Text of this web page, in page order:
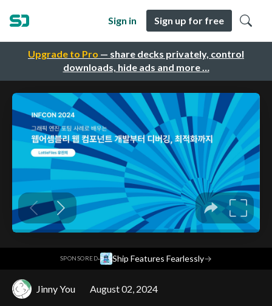
Upgrade to Pro — share decks privately, control
downloads, hide ads and more …
Sign in Sign up for free
SPONSORED· Ship Features Fearlessly→
Jinny You August 02, 2024